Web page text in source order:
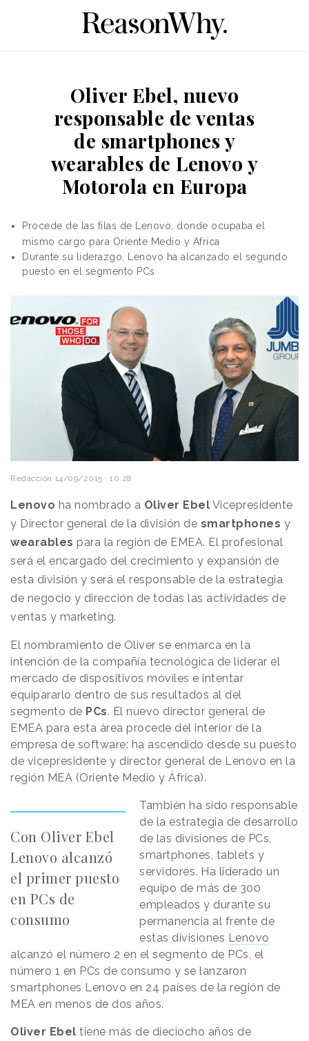
Oliver Ebel, nuevo
responsable de ventas
de smartphones y
wearables de Lenovo y
Motorola en Europa
Procede de las filas de Lenovo, donde ocupaba el
mismo cargo para Oriente Medio y Africa
Durante su liderazgo, Lenovo ha alcanzado el segundo
puesto en el segmento PCs
Redacción 14/09/2015 · 10:28
Lenovo ha nombrado a Oliver Ebel Vicepresidente
y Director general de la división de smartphones y
wearables para la región de EMEA. El profesional
será el encargado del crecimiento y expansión de
esta división y será el responsable de la estrategia
de negocio y dirección de todas las actividades de
ventas y marketing.
El nombramiento de Oliver se enmarca en la
intención de la compañía tecnológica de liderar el
mercado de dispositivos móviles e intentar
equipararlo dentro de sus resultados al del
segmento de PCs. El nuevo director general de
EMEA para esta área procede del interior de la
empresa de software: ha ascendido desde su puesto
de vicepresidente y director general de Lenovo en la
región MEA (Oriente Medio y África).
Con Oliver Ebel
Lenovo alcanzó
el primer puesto
en PCs de
consumo
También ha sido responsable
de la estrategia de desarrollo
de las divisiones de PCs,
smartphones, tablets y
servidores. Ha liderado un
equipo de más de 300
empleados y durante su
permanencia al frente de
estas divisiones Lenovo
alcanzó el número 2 en el segmento de PCs, el
número 1 en PCs de consumo y se lanzaron
smartphones Lenovo en 24 países de la región de
MEA en menos de dos años.
Oliver Ebel tiene más de dieciocho años de